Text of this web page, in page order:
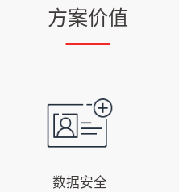
方案价值
数据安全